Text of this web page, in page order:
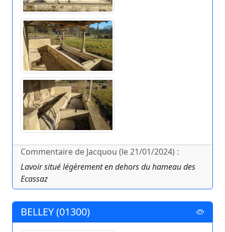
Commentaire de Jacquou (le 21/01/2024) :
Lavoir situé légèrement en dehors du hameau des
Ecassaz
BELLEY (01300)